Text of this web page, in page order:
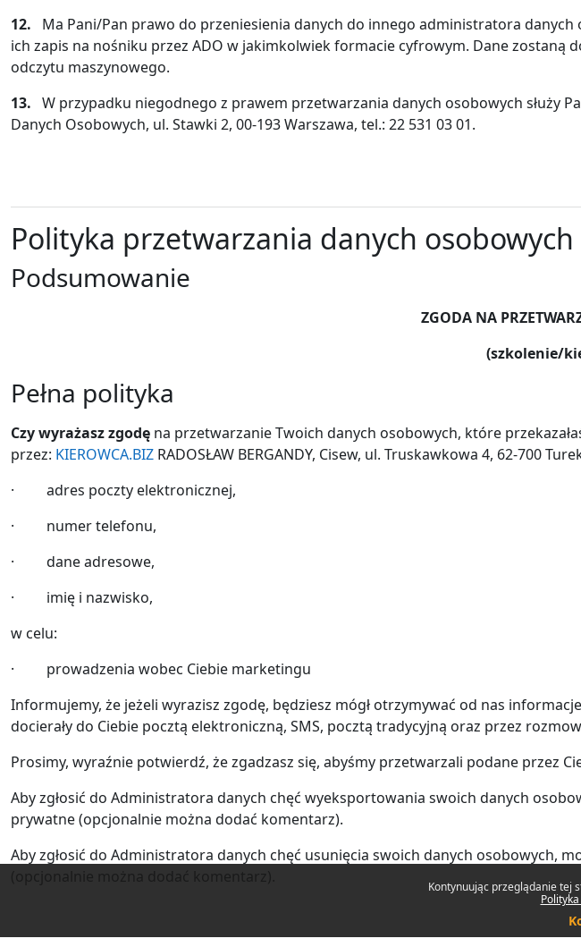
Kontynuując przeglądanie tej
12. Ma Pani/Pan prawo do przeniesienia danych do innego administratora
ich zapis na nośniku przez ADO w jakimkolwiek formacie cyfrowym. Dane
odczytu maszynowego.
13. W przypadku niegodnego z prawem przetwarzania danych osobowych służy
Danych Osobowych, ul. Stawki 2, 00-193 Warszawa, tel.: 22 531 03 01.
Polityka przetwarzania danych osobowych
Podsumowanie
ZGODA NA
(szkolenie/
Pełna polityka
Czy wyrażasz zgodę na przetwarzanie Twoich danych osobowych, które
przez: KIEROWCA.BIZ RADOSŁAW BERGANDY, Cisew, ul. Truskawkowa 4, 62-700
· adres poczty elektronicznej,
· numer telefonu,
· dane adresowe,
· imię i nazwisko,
w celu:
· prowadzenia wobec Ciebie marketingu
Informujemy, że jeżeli wyrazisz zgodę, będziesz mógł otrzymywać od nas
docierały do Ciebie pocztą elektroniczną, SMS, pocztą tradycyjną oraz przez
Prosimy, wyraźnie potwierdź, że zgadzasz się, abyśmy przetwarzali podane przez
Aby zgłosić do Administratora danych chęć wyeksportowania swoich danych
prywatne (opcjonalnie można dodać komentarz).
Aby zgłosić do Administratora danych chęć usunięcia swoich danych osobowych,